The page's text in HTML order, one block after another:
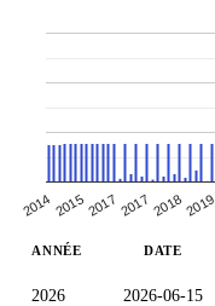
2014 20152017 2017 20182019
ANNÉE DATE
2026 2026-06-15